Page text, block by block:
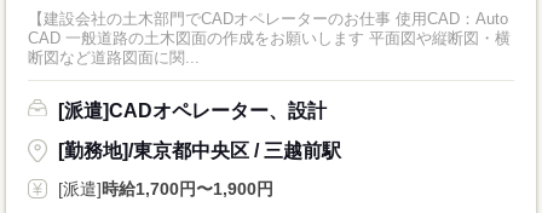
【建設会社の土木部門でCADオペレーターのお仕事 使用CAD：Auto
CAD 一般道路の土木図面の作成をお願いします 平面図や縦断図・横
断図など道路図面に関...
[派遣]CADオペレーター、設計
[勤務地]/東京都中央区 / 三越前駅
[派遣]時給1,700円〜1,900円